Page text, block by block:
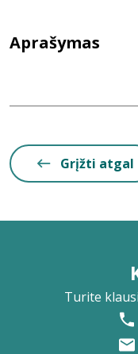
Aprašymas
Grįžti atgal
Turite